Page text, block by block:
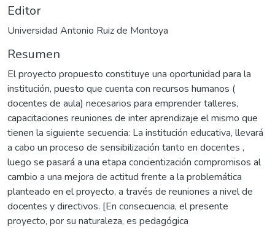
Editor
Universidad Antonio Ruiz de Montoya
Resumen
El proyecto propuesto constituye una oportunidad para la
institución, puesto que cuenta con recursos humanos (
docentes de aula) necesarios para emprender talleres,
capacitaciones reuniones de inter aprendizaje el mismo que
tienen la siguiente secuencia: La institución educativa, llevará
a cabo un proceso de sensibilización tanto en docentes ,
luego se pasará a una etapa concientización compromisos al
cambio a una mejora de actitud frente a la problemática
planteado en el proyecto, a través de reuniones a nivel de
docentes y directivos. [En consecuencia, el presente
proyecto, por su naturaleza, es pedagógica